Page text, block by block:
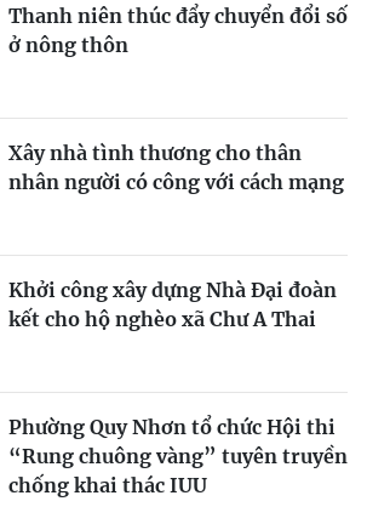
Thanh niên thúc đẩy chuyển đổi số
ở nông thôn
Xây nhà tình thương cho thân
nhân người có công với cách mạng
Khởi công xây dựng Nhà Đại đoàn
kết cho hộ nghèo xã Chư A Thai
Phường Quy Nhơn tổ chức Hội thi
“Rung chuông vàng” tuyên truyền
chống khai thác IUU